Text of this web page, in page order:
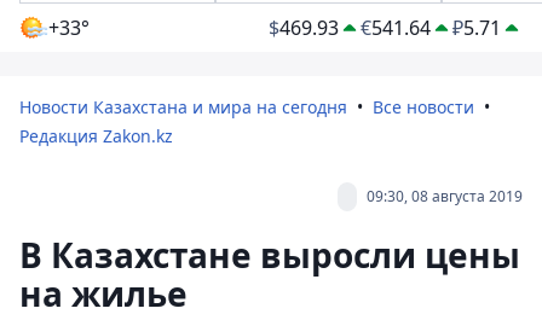
+33° $469.93 €541.64 ₽5.71
Новости Казахстана и мира на сегодня
Все новости
Редакция Zakon.kz
09:30, 08 августа 2019
В Казахстане выросли цены
на жилье